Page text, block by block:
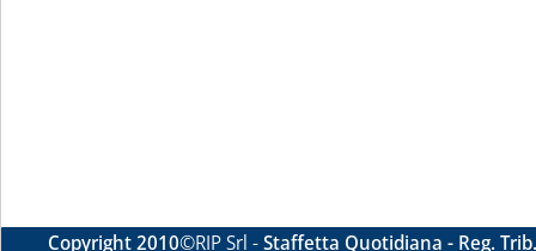
Copyright 2010©RIP Srl -Staffetta Quotidiana - Reg.